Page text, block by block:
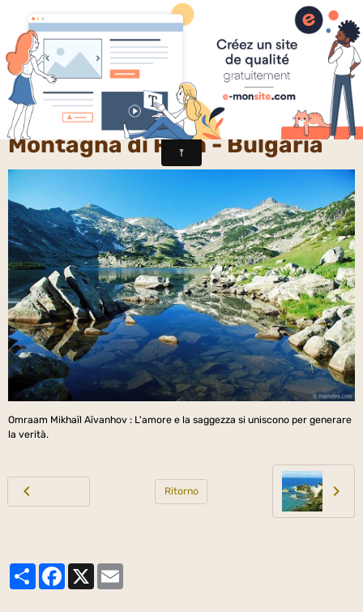
Chercheurs de vérités
Montagna di Pirin - Bulgaria
Omraam Mikhaïl Aïvanhov : L'amore e la saggezza si uniscono per generare
la verità.
Ritorno
PartagerFacebook